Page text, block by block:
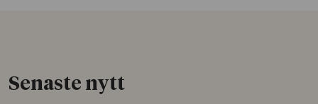
Senaste nytt